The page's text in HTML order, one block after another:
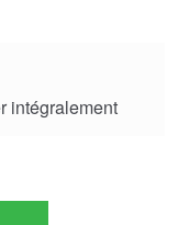
intégralement